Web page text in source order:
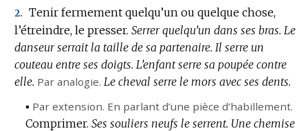
2. Tenir fermement quelqu’un ou quelque chose,
l’étreindre, le presser. Serrer quelqu’un dans ses bras. Le
danseur serrait la taille de sa partenaire. Il serre un
couteau entre ses doigts. L’enfant serre sa poupée contre
elle. Par analogie. Le cheval serre le mors avec ses dents.
▪ Par extension. En parlant d’une pièce d’habillement.
Comprimer. Ses souliers neufs le serrent. Une chemise